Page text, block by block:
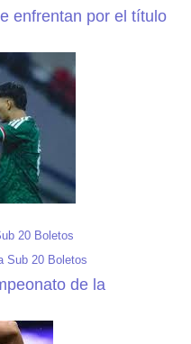
enfrentan por el título
20 Boletos
Sub 20 Boletos
de la